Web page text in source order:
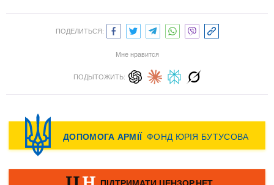
ПОДЕЛИТЬСЯ:
Мне нравится
ПОДЫТОЖИТЬ: